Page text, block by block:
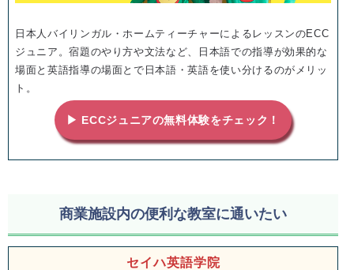
日本人バイリンガル・ホームティーチャーによるレッスンのECC
ジュニア。宿題のやり方や文法など、日本語での指導が効果的な
場面と英語指導の場面とで日本語・英語を使い分けるのがメリッ
ト。
▶ ECCジュニアの無料体験をチェック！
商業施設内の便利な教室に通いたい
セイハ英語学院